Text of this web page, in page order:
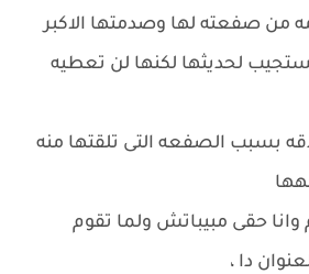
من صفعته لها وصدمتها الاكبر
لحديثها لكنها لن تعطيه
بسبب الصفعه التى تلقتها منه
وانا حقى مبيباتش ولما تقوم
دا ،